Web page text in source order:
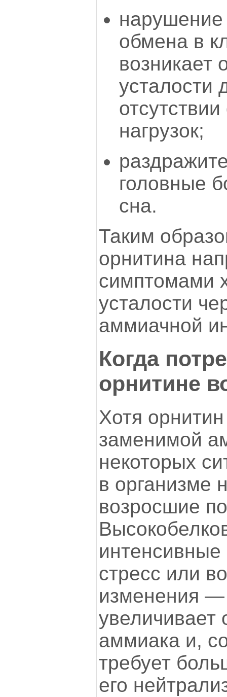
нарушение
обмена в
усталости
нагрузок;
головные
сна.
Таким
орнитина
симптомами
усталости
аммиачной
Когда
орнитине
Хотя
заменимой
некоторых
в организме
возросшие
интенсивные
стресс или
изменения —
увеличивает
аммиака и,
требует
его